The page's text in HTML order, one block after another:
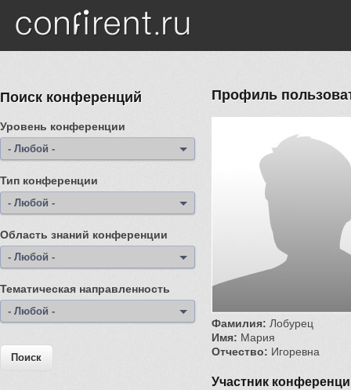
Перейти к основному содержанию
Профиль
Фамилия: Лобурец
Имя: Мария
Отчество: Игоревна
Участник
Поиск конференций
Уровень конференции
- Любой -
Тип конференции
- Любой -
Область знаний конференции
- Любой -
Тематическая направленность
- Любой -